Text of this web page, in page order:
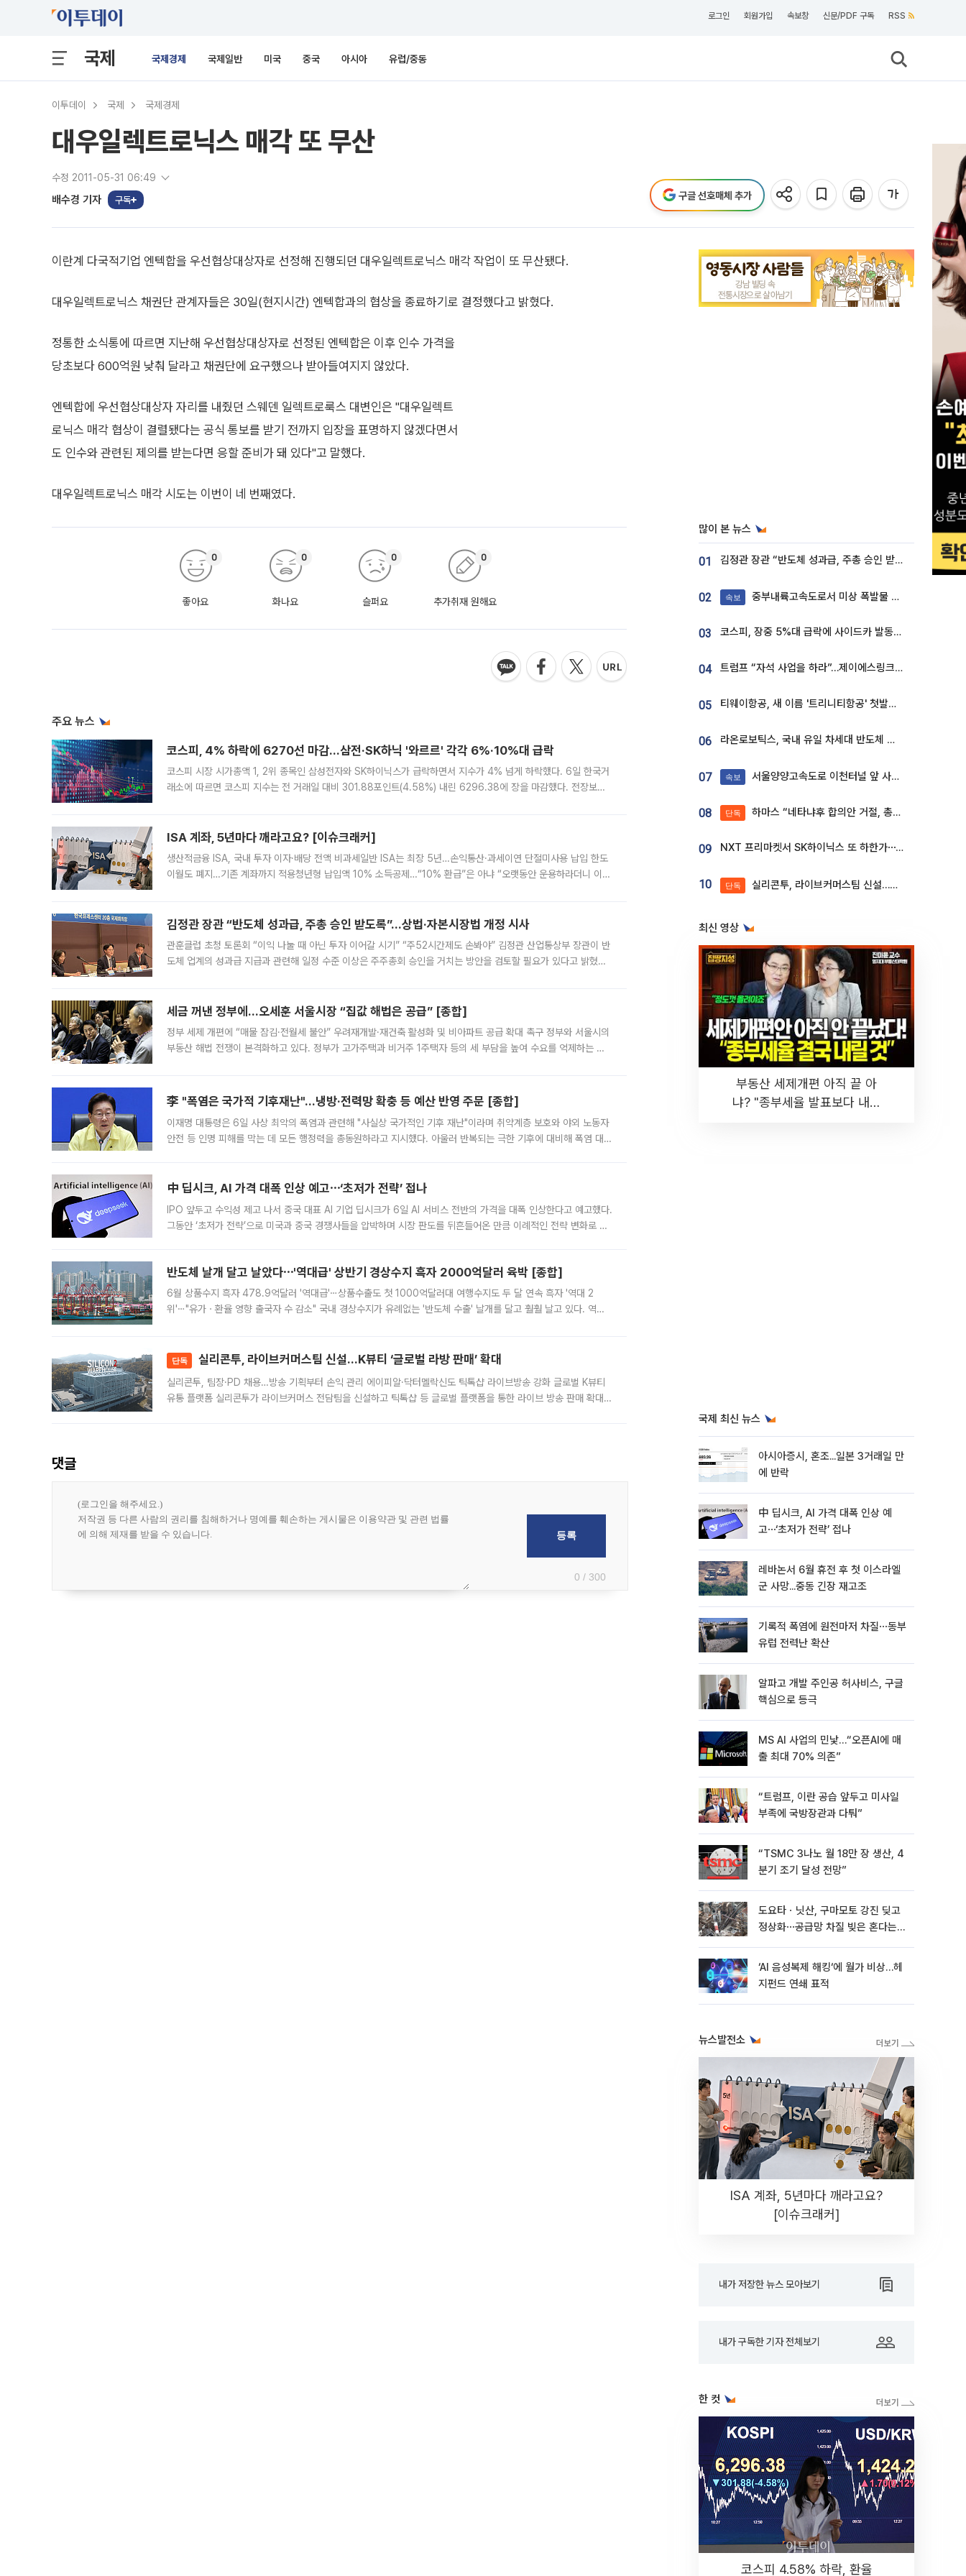
로그인 회원가입 속보창 신문/PDF 구독 RSS
국제 국제경제 국제일반 미국 중국 아시아 유럽/중동
이투데이 국제 국제경제
대우일렉트로닉스 매각 또 무산
수정 2011-05-31 06:49
배수경 기자 구독 구글 선호매체 추가
이란계 다국적기업 엔텍합을 우선협상대상자로 선정해 진행되던 대우일렉트로닉스 매각 작업이 또 무산됐다.
대우일렉트로닉스 채권단 관계자들은 30일(현지시간) 엔텍합과의 협상을 종료하기로 결정했다고 밝혔다.
정통한 소식통에 따르면 지난해 우선협상대상자로 선정된 엔텍합은 이후 인수 가격을
당초보다 600억원 낮춰 달라고 채권단에 요구했으나 받아들여지지 않았다.
엔텍합에 우선협상대상자 자리를 내줬던 스웨덴 일렉트로룩스 대변인은 "대우일렉트
로닉스 매각 협상이 결렬됐다는 공식 통보를 받기 전까지 입장을 표명하지 않겠다면서
도 인수와 관련된 제의를 받는다면 응할 준비가 돼 있다"고 말했다.
대우일렉트로닉스 매각 시도는 이번이 네 번째였다.
좋아요
0
화나요
0
슬퍼요
0
추가취재 원해요
0
주요 뉴스
코스피, 4% 하락에 6270선 마감…삼전·SK하닉 '와르르' 각각 6%·10%대 급락
코스피 시장 시가총액 1, 2위 종목인 삼성전자와 SK하이닉스가 급락하면서 지수가 4% 넘게 하락했다. 6일 한국거
래소에 따르면 코스피 지수는 전 거래일 대비 301.88포인트(4.58%) 내린 6296.38에 장을 마감했다. 전장보다
ISA 계좌, 5년마다 깨라고요? [이슈크래커]
생산적금융 ISA, 국내 투자 이자·배당 전액 비과세일반 ISA는 최장 5년…손익통산·과세이연 단절미사용 납입 한도
이월도 폐지…기존 계좌까지 적용청년형 납입액 10% 소득공제…“10% 환급”은 아냐 “오랫동안 운용하라더니 이제
김정관 장관 “반도체 성과급, 주총 승인 받도록”…상법·자본시장법 개정 시사
관훈클럽 초청 토론회 “이익 나눌 때 아닌 투자 이어갈 시기” “주52시간제도 손봐야” 김정관 산업통상부 장관이 반
도체 업계의 성과급 지급과 관련해 일정 수준 이상은 주주총회 승인을 거치는 방안을 검토할 필요가 있다고 밝혔다.
세금 꺼낸 정부에…오세훈 서울시장 “집값 해법은 공급” [종합]
정부 세제 개편에 “매물 잠김·전월세 불안” 우려재개발·재건축 활성화 및 비아파트 공급 확대 촉구 정부와 서울시의
부동산 해법 전쟁이 본격화하고 있다. 정부가 고가주택과 비거주 1주택자 등의 세 부담을 높여 수요를 억제하는 카
李 "폭염은 국가적 기후재난"…냉방·전력망 확충 등 예산 반영 주문 [종합]
이재명 대통령은 6일 사상 최악의 폭염과 관련해 "사실상 국가적인 기후 재난"이라며 취약계층 보호와 야외 노동자
안전 등 인명 피해를 막는 데 모든 행정력을 총동원하라고 지시했다. 아울러 반복되는 극한 기후에 대비해 폭염 대응
中 딥시크, AI 가격 대폭 인상 예고⋯‘초저가 전략’ 접나
IPO 앞두고 수익성 제고 나서 중국 대표 AI 기업 딥시크가 6일 AI 서비스 전반의 가격을 대폭 인상한다고 예고했다.
그동안 ‘초저가 전략’으로 미국과 중국 경쟁사들을 압박하며 시장 판도를 뒤흔들어온 만큼 이례적인 전략 변화로 평
반도체 날개 달고 날았다⋯'역대급' 상반기 경상수지 흑자 2000억달러 육박 [종합]
6월 상품수지 흑자 478.9억달러 '역대급'⋯상품수출도 첫 1000억달러대 여행수지도 두 달 연속 흑자 '역대 2
위'⋯"유가ㆍ환율 영향 출국자 수 감소" 국내 경상수지가 유례없는 '반도체 수출' 날개를 달고 훨훨 날고 있다. 역대
단독 실리콘투, 라이브커머스팀 신설…K뷰티 ‘글로벌 라방 판매’ 확대
실리콘투, 팀장·PD 채용…방송 기획부터 손익 관리 에이피알·닥터멜락신도 틱톡샵 라이브방송 강화 글로벌 K뷰티
유통 플랫폼 실리콘투가 라이브커머스 전담팀을 신설하고 틱톡샵 등 글로벌 플랫폼을 통한 라이브 방송 판매 확대에
댓글
0 / 300
많이 본 뉴스
01 김정관 장관 “반도체 성과급, 주총 승인 받도록”…상법·자본시장법 개정 시사
02 속보 중부내륙고속도로서 미상 폭발물 발견
03 코스피, 장중 5%대 급락에 사이드카 발동…삼성·SK 동반 폭락
04 트럼프 “자석 사업을 하라”…제이에스링크, 비중국 영구자석 공급망 구축 속도
05 티웨이항공, 새 이름 '트리니티항공' 첫발…SSC 전략 본격화
06 라온로보틱스, 국내 유일 차세대 반도체 공정 로봇 개발 ‘고객사 테스트 진행’
07 속보 서울양양고속도로 이천터널 앞 사고 발생
08 단독 하마스 “네타냐후 합의안 거절, 총선 앞두고 시간 끌기”
09 NXT 프리마켓서 SK하이닉스 또 하한가⋯‘11주 거래’에 시초가 왜곡
10 단독 실리콘투, 라이브커머스팀 신설…K뷰티 ‘글로벌 판매망’ 확대[K뷰티 라방戰]
최신 영상
부동산 세제개편 아직 끝 아
냐? "종부세율 발표보다 내릴
국제 최신 뉴스
아시아증시, 혼조...일본 3거래일 만
에 반락
中 딥시크, AI 가격 대폭 인상 예
고⋯‘초저가 전략’ 접나
레바논서 6월 휴전 후 첫 이스라엘
군 사망...중동 긴장 재고조
기록적 폭염에 원전마저 차질⋯동부
유럽 전력난 확산
알파고 개발 주인공 허사비스, 구글
핵심으로 등극
MS AI 사업의 민낯…“오픈AI에 매
출 최대 70% 의존”
“트럼프, 이란 공습 앞두고 미사일
부족에 국방장관과 다퉈”
“TSMC 3나노 월 18만 장 생산, 4
분기 조기 달성 전망”
도요타ㆍ닛산, 구마모토 강진 딪고
정상화⋯공급망 차질 빚은 혼다는
‘AI 음성복제 해킹‘에 월가 비상…헤
지펀드 연쇄 표적
뉴스발전소
ISA 계좌, 5년마다 깨라고요?
[이슈크래커]
내가 저장한 뉴스 모아보기
내가 구독한 기자 전체보기
한 컷
코스피 4.58% 하락, 환율